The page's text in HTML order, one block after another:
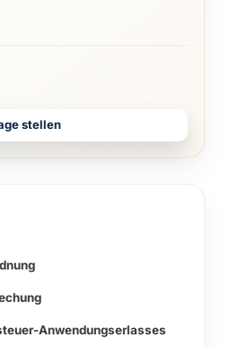
stellen
Anwendungserlasses